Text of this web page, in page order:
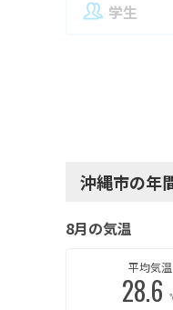
学生
沖縄市の年
8月の気温
平均気温
28.6